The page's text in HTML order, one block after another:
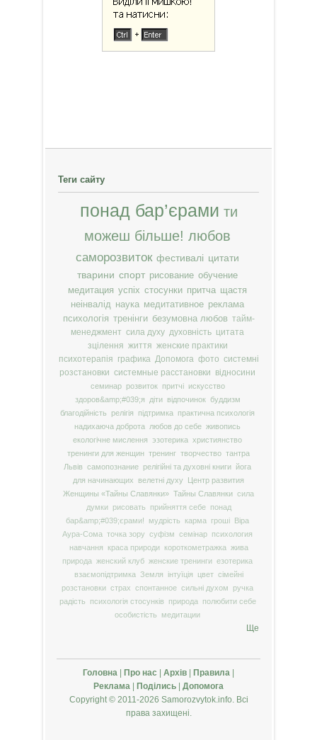
Теги сайту
понад бар’єрами ти
можеш більше! любов
саморозвиток фестивалі цитати
тварини спорт рисование обучение
медитация успіх стосунки притча щастя
неінвалід наука медитативное реклама
психологія тренінги безумовна любов тайм-
менеджмент сила духу духовність цитата
зцілення життя женские практики
психотерапія графика Допомога фото системні
розстановки системные расстановки відносини
семинар розвиток притчі
искусство
здоров&amp;#039;я
діти відпочинок буддизм
благодійність
релігія підтримка
практична психологія
надихаюча доброта
любов до себе живопись
екологічне мислення
эзотерика християнство
тренинги для женщин тренинг творчество тантра
Львів самопознание релігійні та духовні книги йога
для начинающих
велетні духу
Центр развития
Женщины «Тайны Славянки» Тайны Славянки сила
думки
рисовать прийняття себе
понад
бар&amp;#039;єрами!
мудрість карма гроші Віра
Аура-Сома точка зору суфізм семінар психология
навчання
краса природи короткометражка жива
природа женский клуб женские тренинги езотерика
взаємопідтримка Земля інтуїція цвет сімейні
розстановки страх спонтанное сильні духом
ручка
радість
психологія стосунків природа
полюбити себе
особистість
медитации
Ще
Головна Про нас Архів Правила
Реклама
Поділись
Допомога
Copyright © 2011-2026 Samorozvytok.info. Всі
права захищені.